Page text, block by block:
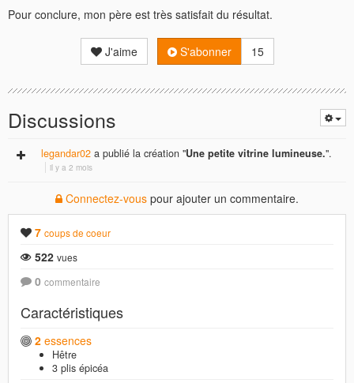
Pour conclure, mon père est très satisfait du résultat.
J'aime S'abonner 15
Discussions
legandar02 a publié la création "Une petite vitrine lumineuse.".
il y a 2 mois
Connectez-vous pour ajouter un commentaire.
7 coups de coeur
522 vues
0 commentaire
Caractéristiques
2 essences
Hêtre
3 plis épicéa